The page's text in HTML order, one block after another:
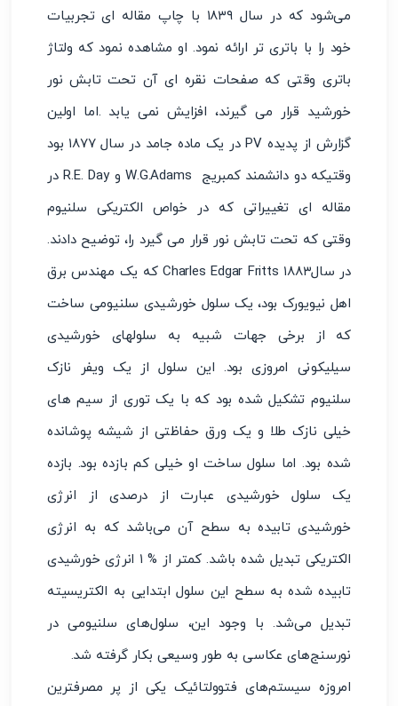
می‌شود که در سال ۱۸۳۹ با چاپ مقاله ای تجربیات
خود را با باتری تر ارائه نمود. او مشاهده نمود که ولتاژ
باتری وقتی که صفحات نقره ای آن تحت تابش نور
خورشید قرار می گیرند، افزایش نمی یابد .اما اولین
گزارش از پدیده PV در یک ماده جامد در سال ۱۸۷۷ بود
وقتیکه دو دانشمند کمبریج W.G.Adams و R.E. Day در
مقاله ای تغییراتی که در خواص الکتریکی سلنیوم
وقتی که تحت تابش نور قرار می گیرد را، توضیح دادند.
در سالCharles Edgar Fritts ۱۸۸۳ که یک مهندس برق
اهل نیویورک بود، یک سلول خورشیدی سلنیومی ساخت
که از برخی جهات شبیه به سلولهای خورشیدی
سیلیکونی امروزی بود. این سلول از یک ویفر نازک
سلنیوم تشکیل شده بود که با یک توری از سیم های
خیلی نازک طلا و یک ورق حفاظتی از شیشه پوشانده
شده بود. اما سلول ساخت او خیلی کم بازده بود. بازده
یک سلول خورشیدی عبارت از درصدی از انرژی
خورشیدی تابیده به سطح آن می‌باشد که به انرژی
الکتریکی تبدیل شده باشد. کمتر از % ۱ انرژی خورشیدی
تابیده شده به سطح این سلول ابتدایی به الکتریسیته
تبدیل می‌شد. با وجود این، سلول‌های سلنیومی در
نورسنج‌های عکاسی به طور وسیعی بکار گرفته شد.
امروزه سیستم‌های فتوولتائیک یکی از پر مصرفترین